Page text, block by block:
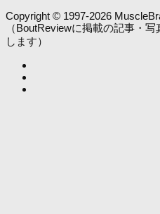
Copyright © 1997-2026
（BoutReviewに掲載の記事・
します）